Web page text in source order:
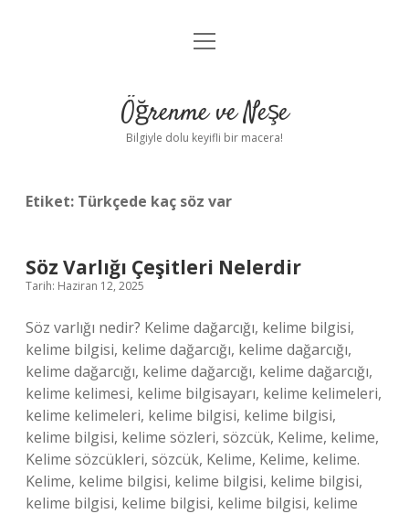
Anasayfa
Yasal Uyarı
menüyü
Öğrenme ve Neşe
Bilgiyle dolu keyifli bir macera!
Etiket: Türkçede kaç söz var
Söz Varlığı Çeşitleri Nelerdir
Tarih: Haziran 12, 2025
Söz varlığı nedir? Kelime dağarcığı, kelime bilgisi,
kelime bilgisi, kelime dağarcığı, kelime dağarcığı,
kelime dağarcığı, kelime dağarcığı, kelime dağarcığı,
kelime kelimesi, kelime bilgisayarı, kelime kelimeleri,
kelime kelimeleri, kelime bilgisi, kelime bilgisi,
kelime bilgisi, kelime sözleri, sözcük, Kelime, kelime,
Kelime sözcükleri, sözcük, Kelime, Kelime, kelime.
Kelime, kelime bilgisi, kelime bilgisi, kelime bilgisi,
kelime bilgisi, kelime bilgisi, kelime bilgisi, kelime